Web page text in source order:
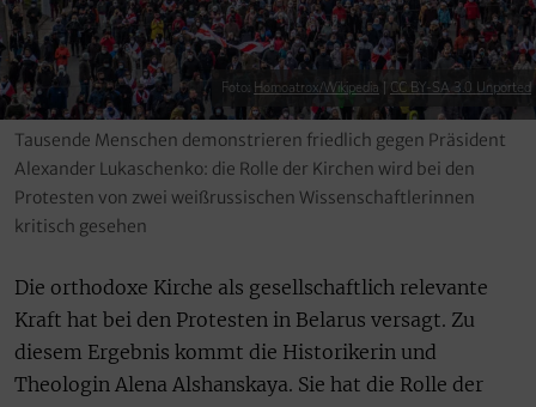
Foto: Homoatrox/Wikipedia CC BY-SA 3.0 Unported
Tausende Menschen demonstrieren friedlich gegen Präsident
Alexander Lukaschenko: die Rolle der Kirchen wird bei den
Protesten von zwei weißrussischen Wissenschaftlerinnen
kritisch gesehen
Die orthodoxe Kirche als gesellschaftlich relevante
Kraft hat bei den Protesten in Belarus versagt. Zu
diesem Ergebnis kommt die Historikerin und
Theologin Alena Alshanskaya. Sie hat die Rolle der